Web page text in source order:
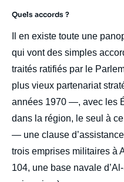
Quels accords ?
Il en existe toute une
qui vont des simples
traités ratifiés par le
plus vieux partenariat
années 1970 —, avec les
dans la région, le seul à
— une clause
trois emprises militaires à
104, une base navale